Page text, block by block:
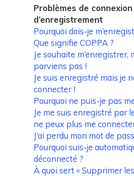
Problèmes de
d’enregistrement
Pourquoi dois-je
Que signifie COPPA ?
Je souhaite m’enregistrer,
parviens pas !
Je suis enregistré mais je
connecter !
Pourquoi ne puis-je pas
Je me suis enregistré par
ne peux plus me
J’ai perdu mon mot de
Pourquoi suis-je
déconnecté ?
À quoi sert « Supprimer